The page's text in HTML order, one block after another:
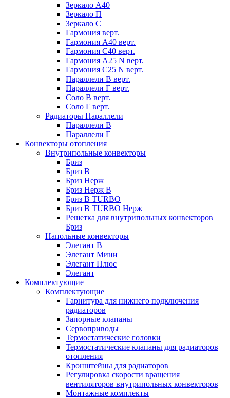
Зеркало А40
Зеркало П
Зеркало С
Гармония верт.
Гармония А40 верт.
Гармония С40 верт.
Гармония А25 N верт.
Гармония С25 N верт.
Параллели В верт.
Параллели Г верт.
Соло В верт.
Соло Г верт.
Радиаторы Параллели
Параллели В
Параллели Г
Конвекторы отопления
Внутрипольные конвекторы
Бриз
Бриз В
Бриз Нерж
Бриз Нерж В
Бриз В TURBO
Бриз В TURBO Нерж
Решетка для внутрипольных конвекторов
Бриз
Напольные конвекторы
Элегант В
Элегант Мини
Элегант Плюс
Элегант
Комплектующие
Комплектующие
Гарнитура для нижнего подключения
радиаторов
Запорные клапаны
Сервоприводы
Термостатические головки
Термостатические клапаны для радиаторов
отопления
Кронштейны для радиаторов
Регулировка скорости вращения
вентиляторов внутрипольных конвекторов
Монтажные комплекты